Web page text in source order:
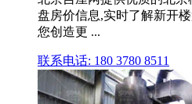
盘房价信息,实时了解新开
您创造更 ...
联系电话: 180 3780 8511